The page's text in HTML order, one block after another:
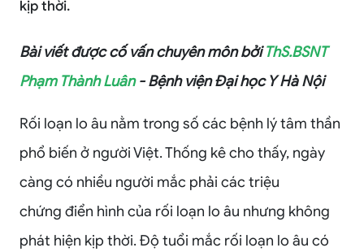
kịp thời.
Bài viết được cố vấn chuyên môn bởiThS.BSNT
Phạm Thành Luân- Bệnh viện Đại học Y Hà Nội
Rối loạn lo âu nằm trong số các bệnh lý tâm thần
phổ biến ở người Việt. Thống kê cho thấy, ngày
càng có nhiều người mắc phải các triệu
chứng điển hình của rối loạn lo âu nhưng không
phát hiện kịp thời. Độ tuổi mắc rối loạn lo âu có